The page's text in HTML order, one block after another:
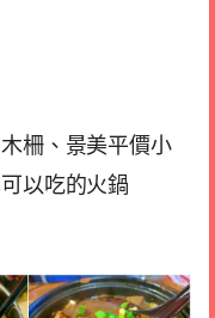
柵、景美平價小
以吃的火鍋